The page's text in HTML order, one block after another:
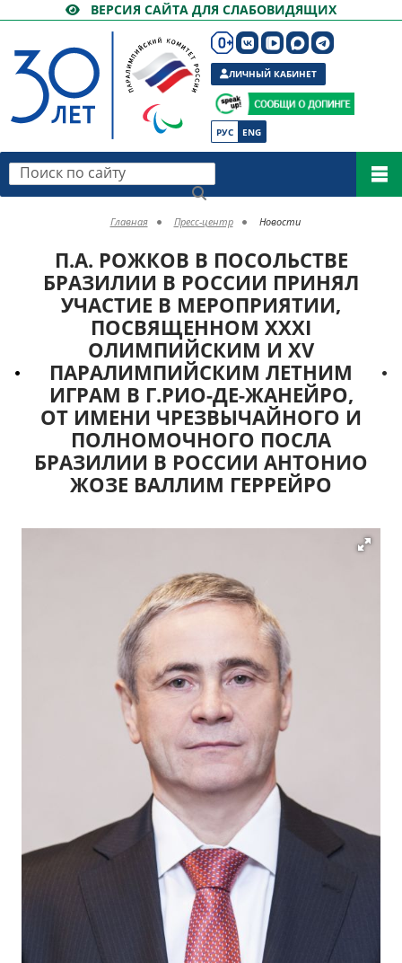
ВЕРСИЯ САЙТА ДЛЯ СЛАБОВИДЯЩИХ
РУС ENG
ЛИЧНЫЙ КАБИНЕТ
Поиск по сайту
Главная Пресс-центр Новости
П.А. РОЖКОВ В ПОСОЛЬСТВЕ
БРАЗИЛИИ В РОССИИ ПРИНЯЛ
УЧАСТИЕ В МЕРОПРИЯТИИ,
ПОСВЯЩЕННОМ XXXI
ОЛИМПИЙСКИМ И XV
ПАРАЛИМПИЙСКИМ ЛЕТНИМ
ИГРАМ В Г.РИО-ДЕ-ЖАНЕЙРО,
ОТ ИМЕНИ ЧРЕЗВЫЧАЙНОГО И
ПОЛНОМОЧНОГО ПОСЛА
БРАЗИЛИИ В РОССИИ АНТОНИО
ЖОЗЕ ВАЛЛИМ ГЕРРЕЙРО